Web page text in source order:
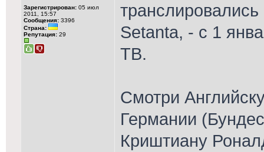
Зарегистрирован: 05 июл
2011, 15:57
Сообщения: 3396
Страна:
Репутация: 29
Setanta, - с 1
ТВ.
Смотри
Германии
Криштиану